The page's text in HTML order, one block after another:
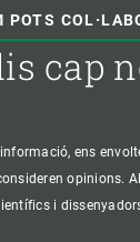
POTS
cap
ens
opinions.
i